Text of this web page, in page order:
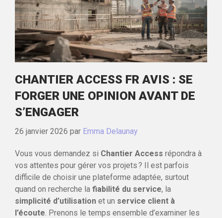
CHANTIER ACCESS FR AVIS : SE
FORGER UNE OPINION AVANT DE
S’ENGAGER
26 janvier 2026 par Emma Delaunay
Vous vous demandez si Chantier Access répondra à
vos attentes pour gérer vos projets ? Il est parfois
difficile de choisir une plateforme adaptée, surtout
quand on recherche la fiabilité du service, la
simplicité d’utilisation et un service client à
l’écoute. Prenons le temps ensemble d’examiner les